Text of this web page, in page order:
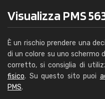
Visualizza PMS
È un rischio prendere una
di un colore su uno schermo
corretto, si consiglia di
fisico. Su questo sito puoi
PMS.